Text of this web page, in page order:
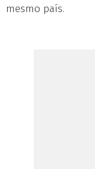
mesmo país.